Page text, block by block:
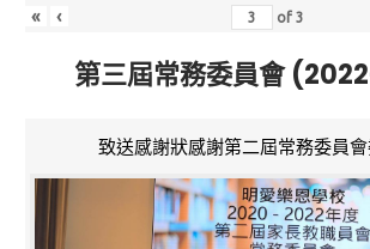
« ‹ of3
第三屆常務委員會
致送感謝狀感謝第二屆常務委員